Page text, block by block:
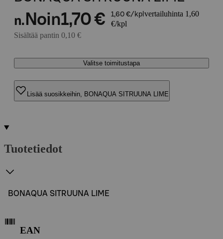
n. Noin1,70 € 1,60 €/kpl vertailuhinta 1,60
€/kpl
Sisältää pantin 0,10 €
Valitse toimitustapa
Lisää suosikkeihin, BONAQUA SITRUUNA LIME
Tuotetiedot
BONAQUA SITRUUNA LIME
EAN